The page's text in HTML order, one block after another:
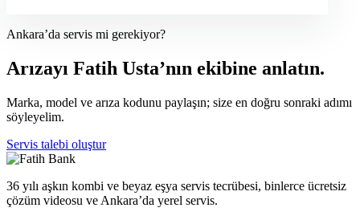
Ankara’da servis mi gerekiyor?
Arızayı Fatih Usta’nın ekibine anlatın.
Marka, model ve arıza kodunu paylaşın; size en doğru sonraki adımı
söyleyelim.
Servis talebi oluştur
36 yılı aşkın kombi ve beyaz eşya servis tecrübesi, binlerce ücretsiz
çözüm videosu ve Ankara’da yerel servis.